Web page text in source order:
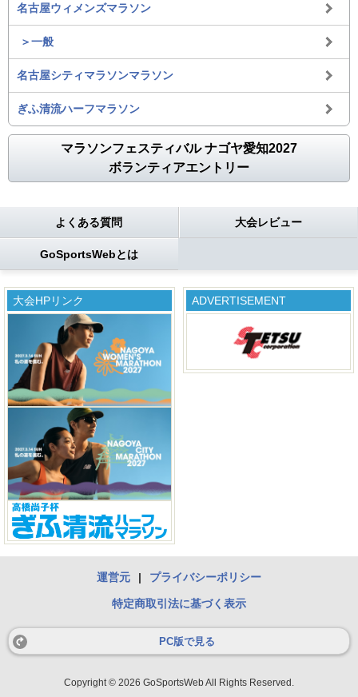
名古屋ウィメンズマラソン
＞一般
名古屋シティマラソンマラソン
ぎふ清流ハーフマラソン
マラソンフェスティバル ナゴヤ愛知2027
ボランティアエントリー
よくある質問 大会レビュー
GoSportsWebとは
大会HPリンク ADVERTISEMENT
運営元 | プライバシーポリシー
特定商取引法に基づく表示
PC版で見る
Copyright © 2026 GoSportsWeb All Rights Reserved.